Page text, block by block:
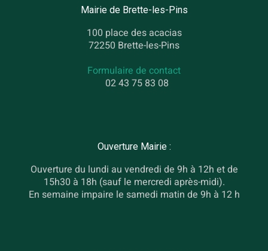
Mairie de Brette-les-Pins
100 place des acacias
72250 Brette-les-Pins
Formulaire de contact
02 43 75 83 08
Ouverture Mairie :
Ouverture du lundi au vendredi de 9h à 12h et de
15h30 à 18h (sauf le mercredi après-midi).
En semaine impaire le samedi matin de 9h à 12 h